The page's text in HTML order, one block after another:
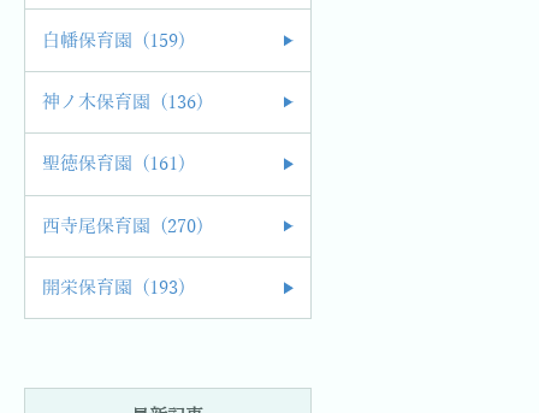
白幡保育園 (159)
神ノ木保育園 (136)
聖徳保育園 (161)
西寺尾保育園 (270)
開栄保育園 (193)